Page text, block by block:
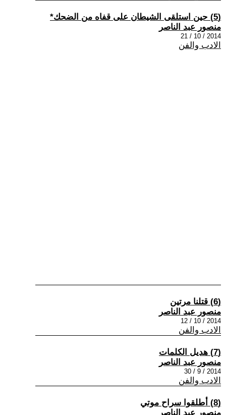
(5) حين استلقى الشيطان على قفاه من الضحك*
منصور عبد الناصر
2014 / 10 / 21
الادب والفن
(6) قتلنا مرتين
منصور عبد الناصر
2014 / 10 / 12
الادب والفن
(7) هديل الكلمات
منصور عبد الناصر
2014 / 9 / 30
الادب والفن
(8) أطلقوا سراح موتي
منصور عبد الناصر